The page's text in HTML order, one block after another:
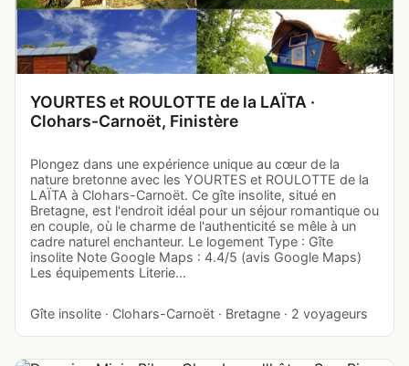
YOURTES et ROULOTTE de la LAÏTA ·
Clohars-Carnoët, Finistère
Plongez dans une expérience unique au cœur de la
nature bretonne avec les YOURTES et ROULOTTE de la
LAÏTA à Clohars-Carnoët. Ce gîte insolite, situé en
Bretagne, est l'endroit idéal pour un séjour romantique ou
en couple, où le charme de l'authenticité se mêle à un
cadre naturel enchanteur. Le logement Type : Gîte
insolite Note Google Maps : 4.4/5 (avis Google Maps)
Les équipements Literie…
Gîte insolite · Clohars-Carnoët · Bretagne · 2 voyageurs